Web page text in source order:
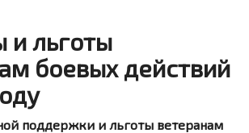
и льготы
боевых действий
поддержки и льготы ветеранам